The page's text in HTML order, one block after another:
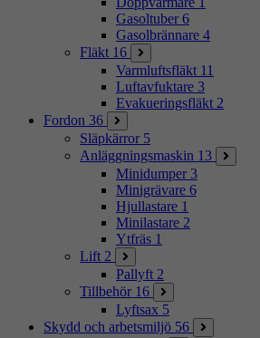
Gasoltuber 6
Gasolbrännare 4
Fläkt 16
Varmluftsfläkt 11
Luftavfuktare 3
Evakueringsfläkt 2
Fordon 36
Släpkärror 5
Anläggningsmaskin 13
Minidumper 3
Minigrävare 6
Hjullastare 1
Minilastare 2
Ytfräs 1
Lift 2
Pallyft 2
Tillbehör 16
Lyftsax 5
Skydd och arbetsmiljö 56